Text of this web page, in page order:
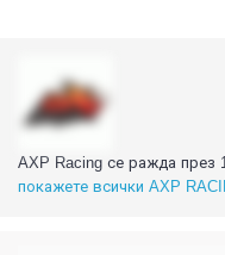
AXP Racing се ражда през
покажете всички AXP